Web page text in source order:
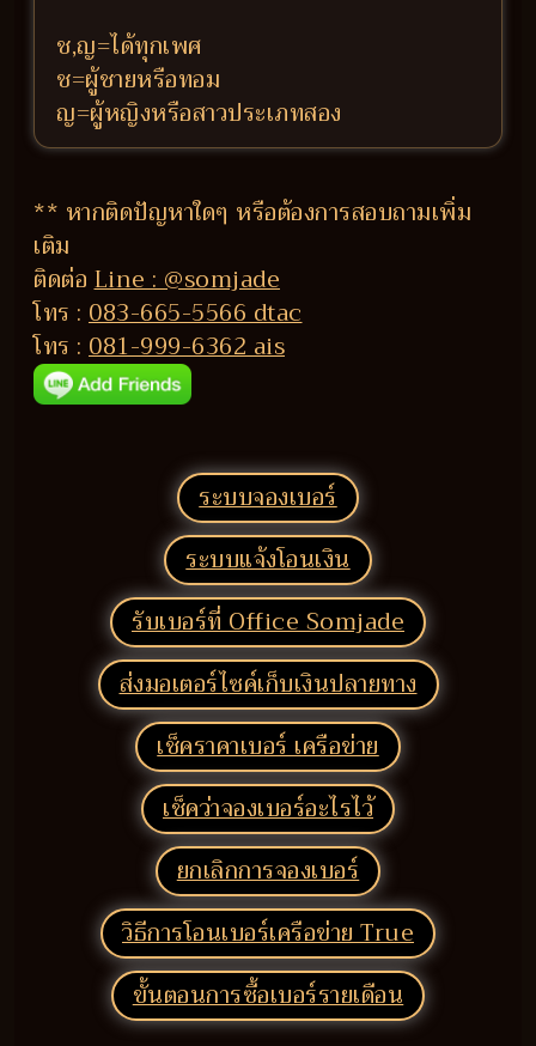
ช,ญ=ได้ทุกเพศ
ช=ผู้ชายหรือทอม
ญ=ผู้หญิงหรือสาวประเภทสอง
** หากติดปัญหาใดๆ หรือต้องการสอบถามเพิ่ม
เติม
ติดต่อLine : @somjade
โทร : 083-665-5566 dtac
โทร : 081-999-6362 ais
ระบบจองเบอร์
ระบบแจ้งโอนเงิน
รับเบอร์ที่ Office Somjade
ส่งมอเตอร์ไซค์เก็บเงินปลายทาง
เช็คราคาเบอร์ เครือข่าย
เช็คว่าจองเบอร์อะไรไว้
ยกเลิกการจองเบอร์
วิธีการโอนเบอร์เครือข่าย True
ขั้นตอนการซื้อเบอร์รายเดือน